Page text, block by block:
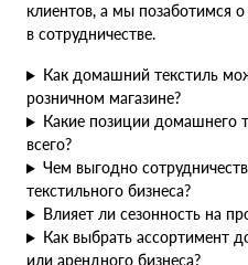
клиентов, а мы позаботимся
в сотрудничестве.
Как домашний текстиль
розничном магазине?
Какие позиции домашнего
всего?
Чем выгодно
текстильного бизнеса?
Влияет ли сезонность на
Как выбрать ассортимент
или арендного бизнеса?